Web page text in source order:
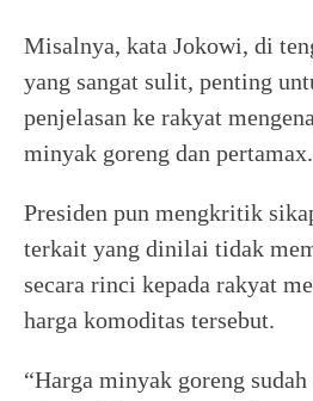
Misalnya, kata Jokowi, di
yang sangat sulit, penting
penjelasan ke rakyat
minyak goreng dan pertamax.
Presiden pun mengkritik
terkait yang dinilai tidak
secara rinci kepada rakyat
harga komoditas tersebut.
“Harga minyak goreng